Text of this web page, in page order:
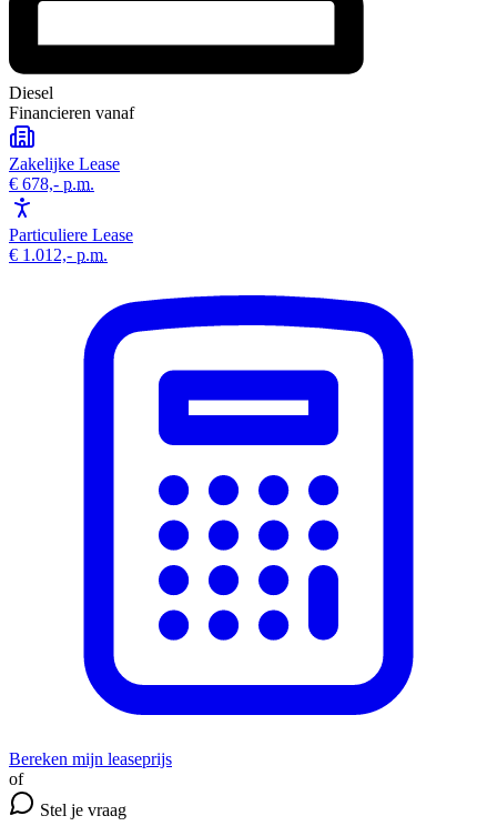
Diesel
Financieren vanaf
Zakelijke Lease
€ 678,- p.m.
Particuliere Lease
€ 1.012,- p.m.
Bereken mijn leaseprijs
of
Stel je vraag